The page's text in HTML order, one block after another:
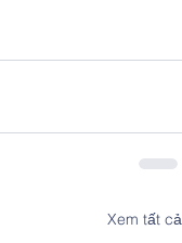
Xem tất cả